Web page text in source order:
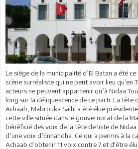
Le siège de la municipalité d’El Batan a été
scène surréaliste qui ne peut avoir lieu qu’en
acteurs ne peuvent appartenir qu’à Nidaa
long sur la déliquescence de ce parti. La tête
Achaab, Mabrouka Salhi a été élue
cette ville située dans le gouvernorat de la
bénéficié des voix de la tête de liste de
d’une voix d’Ennahdha. Ce qui a permis à la
Achaab d’obtenir 11 voix contre 7 et d'être